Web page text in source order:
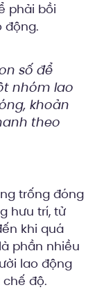
phải bồi
động.
số để
nhóm lao
khoản
theo
trống đóng
hưu trí, tử
khi quá
phần nhiều
lao động
độ.